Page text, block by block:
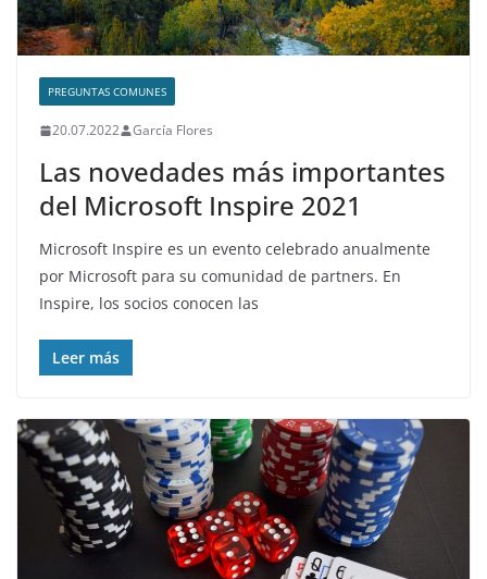
PREGUNTAS COMUNES
20.07.2022 García Flores
Las novedades más importantes
del Microsoft Inspire 2021
Microsoft Inspire es un evento celebrado anualmente
por Microsoft para su comunidad de partners. En
Inspire, los socios conocen las
Leer más